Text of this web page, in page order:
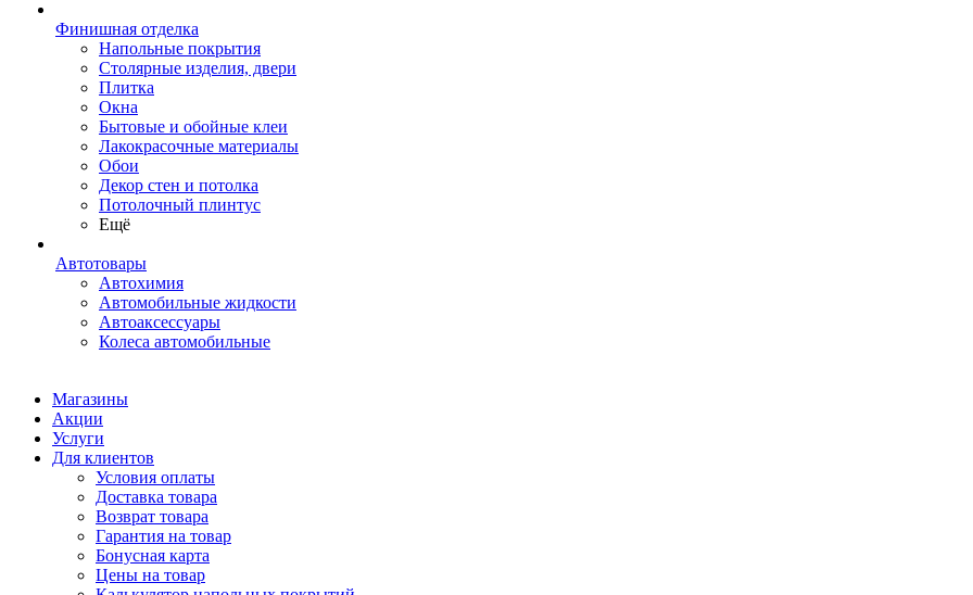
Финишная отделка
Напольные покрытия
Столярные изделия, двери
Плитка
Окна
Бытовые и обойные клеи
Лакокрасочные материалы
Обои
Декор стен и потолка
Потолочный плинтус
Ещё
Автотовары
Автохимия
Автомобильные жидкости
Автоаксессуары
Колеса автомобильные
Магазины
Акции
Услуги
Для клиентов
Условия оплаты
Доставка товара
Возврат товара
Гарантия на товар
Бонусная карта
Цены на товар